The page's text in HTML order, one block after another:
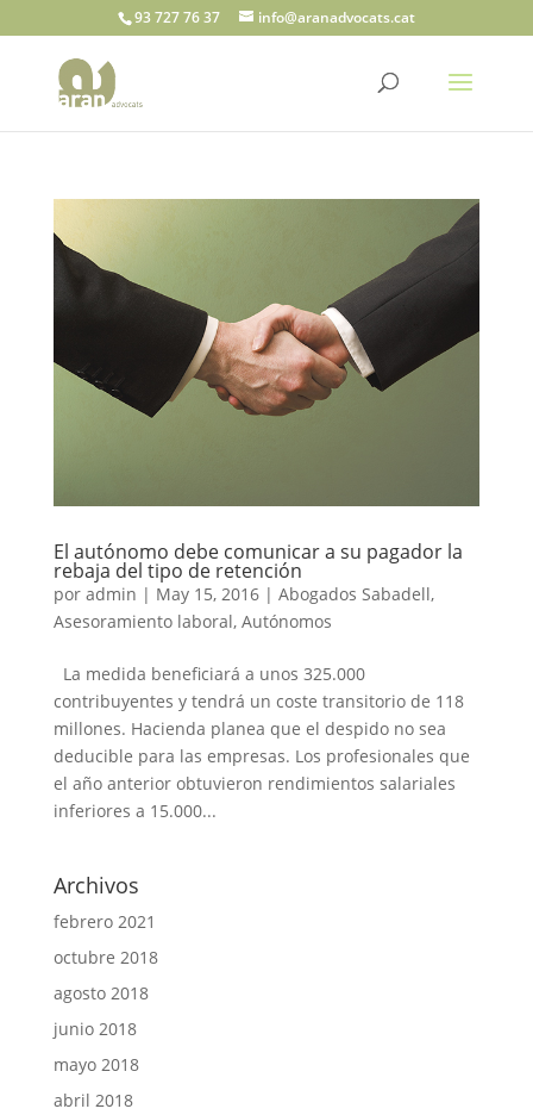
93 727 76 37 info@aranadvocats.cat
El autónomo debe comunicar a su pagador la
rebaja del tipo de retención
por admin | May 15, 2016| Abogados Sabadell,
Asesoramiento laboral, Autónomos
La medida beneficiará a unos 325.000
contribuyentes y tendrá un coste transitorio de 118
millones. Hacienda planea que el despido no sea
deducible para las empresas. Los profesionales que
el año anterior obtuvieron rendimientos salariales
inferiores a 15.000...
Archivos
febrero 2021
octubre 2018
agosto 2018
junio 2018
mayo 2018
abril 2018